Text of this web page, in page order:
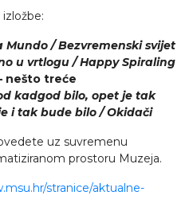
Mundo / Bezvremenski svijet
u vrtlogu / Happy Spiraling
nešto treće
kadgod bilo, opet je tak
i tak bude bilo / Okidači
uz suvremenu
prostoru Muzeja.
stranice/aktualne-